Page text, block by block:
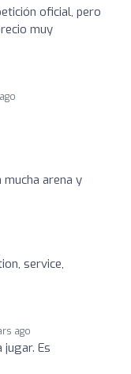
oficial, pero
muy
arena y
service,
ago
jugar. Es